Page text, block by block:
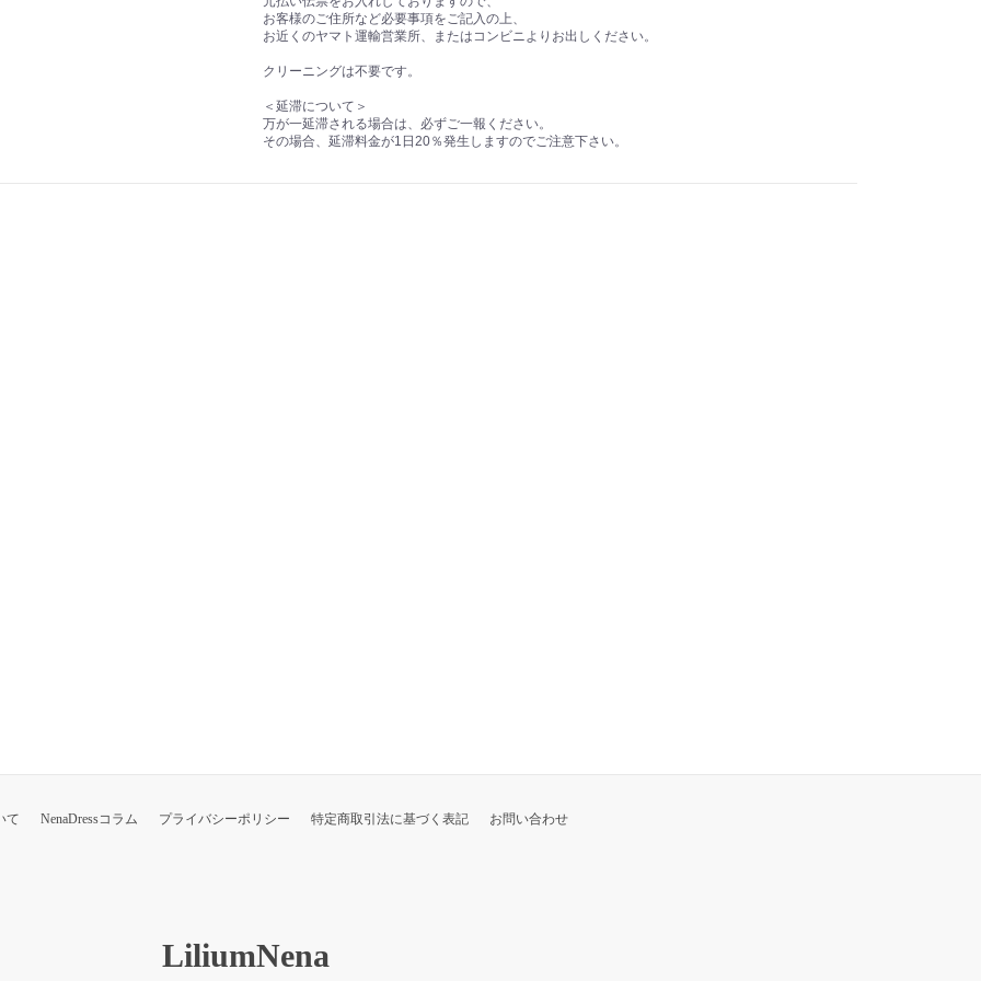
お客様のご住所など必要事項をご記入の上、
お近くのヤマト運輸営業所、またはコンビニよりお出しください。
クリーニングは不要です。
＜延滞について＞
万が一延滞される場合は、必ずご一報ください。
その場合、延滞料金が1日20％発生しますのでご注意下さい。
て NenaDressコラム プライバシーポリシー 特定商取引法に基づく表記 お問い合わせ
LiliumNena